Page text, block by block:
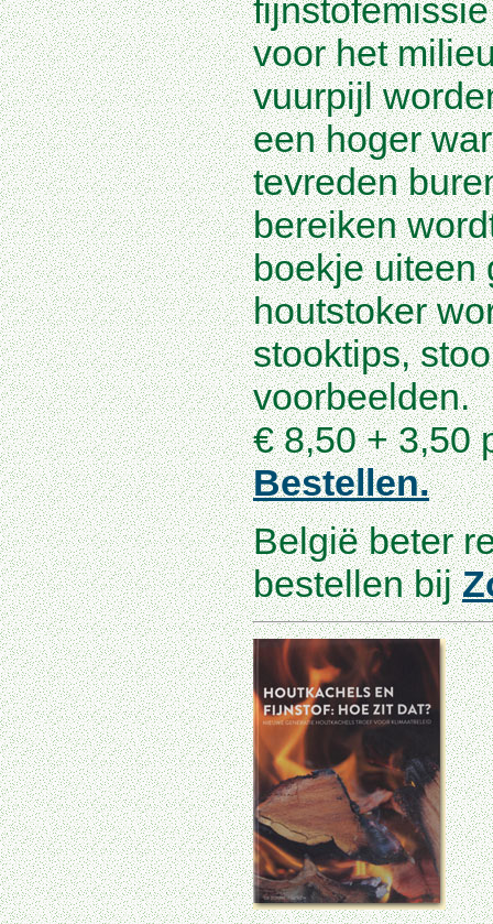
voor het
vuurpijl
een hoger
tevreden
bereiken
boekje uiteen
houtstoker
stooktips,
voorbeelden.
€ 8,50 + 3,50
Bestellen.
België beter
bestellen bij